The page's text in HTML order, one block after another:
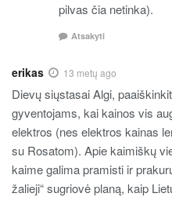
pilvas čia netinka).
Atsakyti
erikas 13 metų ago
Dievų siųstasai Algi,
gyventojams, kai kainos vis
elektros (nes elektros kainas
su Rosatom). Apie kaimiškų
kaime galima pramisti ir
žalieji“ sugriovė planą, kaip